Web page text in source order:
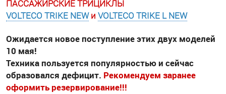
ПАССАЖИРСКИЕ ТРИЦИКЛЫ
VOLTECO TRIKE NEWи VOLTECO TRIKE L NEW
Ожидается новое поступление этих двух моделей
10 мая!
Техника пользуется популярностью и сейчас
образовался дефицит. Рекомендуем заранее
оформить резервирование!!!